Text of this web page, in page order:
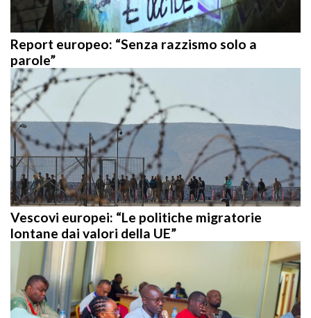
Report europeo: “Senza razzismo solo a
parole”
Vescovi europei: “Le politiche migratorie
lontane dai valori della UE”